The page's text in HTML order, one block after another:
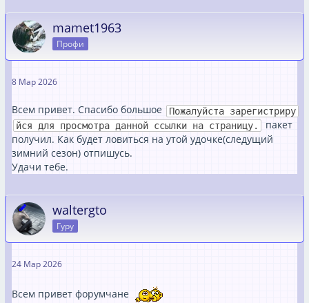
mamet1963
Профи
8 Мар 2026
Всем привет. Спасибо большое
Пожалуйста зарегистриру
йся для просмотра данной ссылки на страницу.
пакет
получил. Как будет ловиться на утой удочке(следущий
зимний сезон) отпишусь.
Удачи тебе.
waltergto
Гуру
24 Мар 2026
Всем привет форумчане